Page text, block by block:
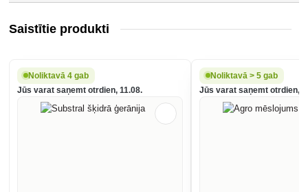
Saistītie produkti
Noliktavā 4 gab
Jūs varat saņemt otrdien, 11.08.
Noliktavā > 5 gab
Jūs varat saņemt otrdien,